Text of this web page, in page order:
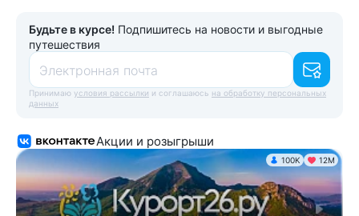
Будьте в курсе! Подпишитесь на новости и выгодные
путешествия
Электронная почта
Принимаю условия рассылки и соглашаюсь на обработку персональных
данных
Акции и розыгрыши
100K 12М